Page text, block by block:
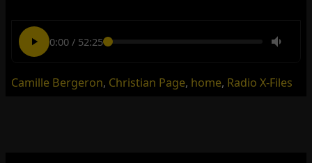
0:00/ 52:25
Camille Bergeron, Christian Page, home, Radio X-Files